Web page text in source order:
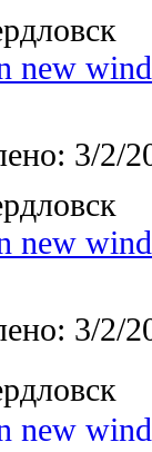
3/2/
3/2/